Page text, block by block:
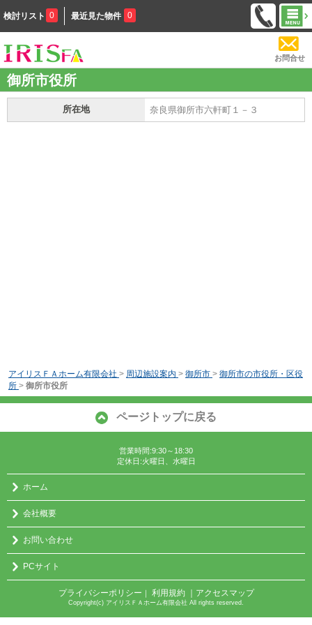
検討リスト 0 最近見た物件 0
お問合せ
御所市役所
所在地 奈良県御所市六軒町１－３
アイリスＦＡホーム有限会社 > 周辺施設案内 > 御所市 > 御所市の市役所・区役
所 > 御所市役所
ページトップに戻る
営業時間:9:30～18:30
定休日:火曜日、水曜日
ホーム
会社概要
お問い合わせ
PCサイト
プライバシーポリシー ｜ 利用規約 ｜アクセスマップ
Copyright(c) アイリスＦＡホーム有限会社 All rights reserved.